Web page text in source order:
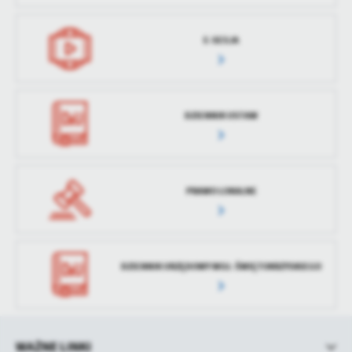
społecznościowych.
E-SESJA
DZIENNIK USTAW
PRAWO LOKALNE
DZIENNIK URZĘDOWY WOJ. ŚWIĘTOKRZYSKIEGO
WAŻNE LINKI